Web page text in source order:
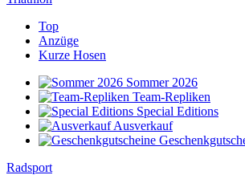
Top
Anzüge
Kurze Hosen
Sommer 2026
Team-Repliken
Special Editions
Ausverkauf
Radsport